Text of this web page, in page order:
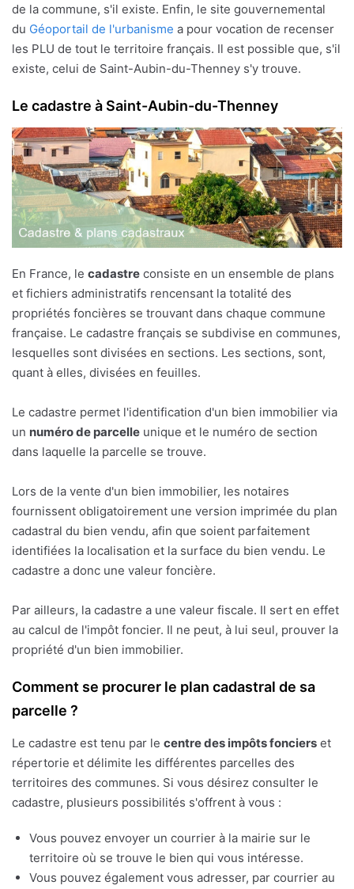
de la commune, s'il existe. Enfin, le site gouvernemental
du Géoportail de l'urbanisme a pour vocation de recenser
les PLU de tout le territoire français. Il est possible que, s'il
existe, celui de Saint-Aubin-du-Thenney s'y trouve.
Le cadastre à Saint-Aubin-du-Thenney
En France, le cadastre consiste en un ensemble de plans
et fichiers administratifs rencensant la totalité des
propriétés foncières se trouvant dans chaque commune
française. Le cadastre français se subdivise en communes,
lesquelles sont divisées en sections. Les sections, sont,
quant à elles, divisées en feuilles.
Le cadastre permet l'identification d'un bien immobilier via
un numéro de parcelle unique et le numéro de section
dans laquelle la parcelle se trouve.
Lors de la vente d'un bien immobilier, les notaires
fournissent obligatoirement une version imprimée du plan
cadastral du bien vendu, afin que soient parfaitement
identifiées la localisation et la surface du bien vendu. Le
cadastre a donc une valeur foncière.
Par ailleurs, la cadastre a une valeur fiscale. Il sert en effet
au calcul de l'impôt foncier. Il ne peut, à lui seul, prouver la
propriété d'un bien immobilier.
Comment se procurer le plan cadastral de sa
parcelle ?
Le cadastre est tenu par le centre des impôts fonciers et
répertorie et délimite les différentes parcelles des
territoires des communes. Si vous désirez consulter le
cadastre, plusieurs possibilités s'offrent à vous :
Vous pouvez envoyer un courrier à la mairie sur le
territoire où se trouve le bien qui vous intéresse.
Vous pouvez également vous adresser, par courrier au